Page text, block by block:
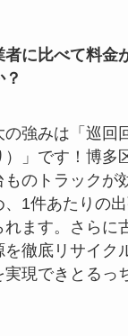
者に比べて料金
の強みは「巡回
）」です！博多
ものトラックが
、1件あたりの
れます。さらに
を徹底リサイク
現できとるっ